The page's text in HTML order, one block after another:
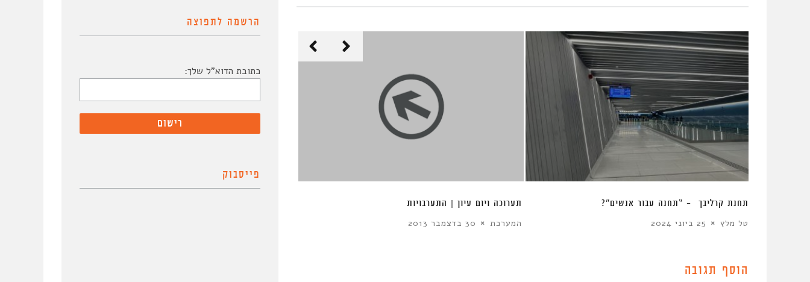
תערוכה ויום עיון | התערבויות
המערכת 30 בדצמבר 2013
תחנת קרליבך – “תחנה עבור אנשים”?
טל מלץ 25 ביוני 2024
הוסף תגובה
הרשמה לתפוצה
כתובת הדוא"ל שלך:
פייסבוק